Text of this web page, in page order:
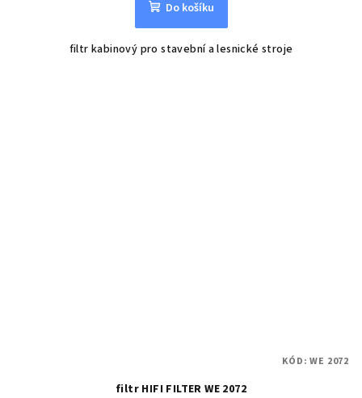
Do košíku
filtr kabinový pro stavební a lesnické stroje
filtr HIFI FILTER WE 2072
KÓD:WE 2072